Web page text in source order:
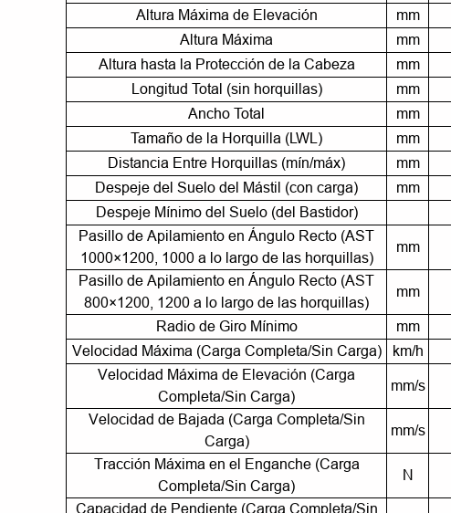
Altura Máxima de Elevación
mm
Altura Máxima
mm
Altura hasta la Protección de la Cabeza
mm
Longitud Total (sin horquillas)
mm
Ancho Total
mm
Tamaño de la Horquilla (LWL)
mm
Distancia Entre Horquillas (mín/máx)
mm
Despeje del Suelo del Mástil (con carga)
mm
Despeje Mínimo del Suelo (del Bastidor)
Pasillo de Apilamiento en Ángulo Recto (AST
1000×1200, 1000 a lo largo de las horquillas)
mm
Pasillo de Apilamiento en Ángulo Recto (AST
800×1200, 1200 a lo largo de las horquillas)
mm
Radio de Giro Mínimo mm
Velocidad Máxima (Carga Completa/Sin Carga)
km/h
Velocidad Máxima de Elevación (Carga
Completa/Sin Carga)
mm/s
Velocidad de Bajada (Carga Completa/Sin
Carga)
mm/s
Tracción Máxima en el Enganche (Carga
Completa/Sin Carga)
N
Capacidad de Pendiente (Carga Completa/Sin